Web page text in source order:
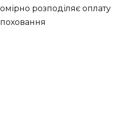
розподіляє оплату